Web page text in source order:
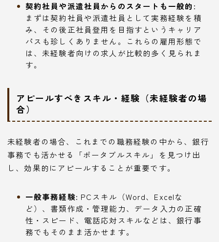
契約社員や派遣社員からのスタートも一般的:
まずは契約社員や派遣社員として実務経験を積
み、その後正社員登用を目指すというキャリア
パスも珍しくありません。これらの雇用形態で
は、未経験者向けの求人が比較的多く見られま
す。
アピールすべきスキル・経験（未経験者の場
合）
未経験者の場合、これまでの職務経験の中から、銀行
事務でも活かせる「ポータブルスキル」を見つけ出
し、効果的にアピールすることが重要です。
一般事務経験: PCスキル（Word、Excelな
ど）、書類作成・管理能力、データ入力の正確
性・スピード、電話応対スキルなどは、銀行事
務でもそのまま活かせます。